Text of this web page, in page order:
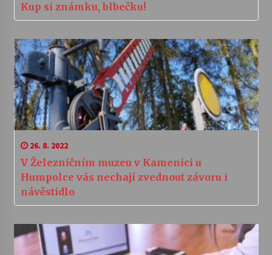
Kup si známku, blbečku!
26. 8. 2022
V Železničním muzeu v Kamenici u
Humpolce vás nechají zvednout závoru i
návěstidlo